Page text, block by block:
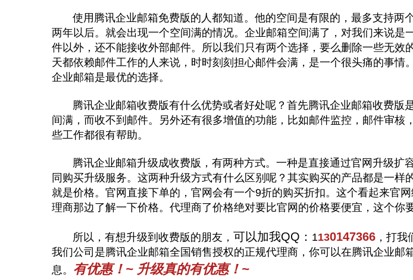
使用腾讯企业邮箱免费版的人都知道。他的空间是有限的，最多支持两
两年以后。就会出现一个空间满的情况。企业邮箱空间满了，对我们来说是
件以外，还不能接收外部邮件。所以我们只有两个选择，要么删除一些无效
天都依赖邮件工作的人来说，时时刻刻担心邮件会满，是一个很头痛的事情
企业邮箱是最优的选择。
腾讯企业邮箱收费版有什么优势或者好处呢？首先腾讯企业邮箱收费版
间满，而收不到邮件。另外还有很多增值的功能，比如邮件监控，邮件审核
些工作都很有帮助。
腾讯企业邮箱升级成收费版，有两种方式。一种是直接通过官网升级扩
同购买升级服务。这两种升级方式有什么区别呢？其实购买的产品都是一样
就是价格。官网直接下单的，官网会有一个9折的购买折扣。这个看起来官
理商那边了解一下价格。代理商了价格绝对要比官网的价格要便宜，这个你
所以，有想升级到收费版的朋友， 可以加我QQ： 1130147366 ，打
我们公司是腾讯企业邮箱全国销售授权的正规代理商，你可以在腾讯企业邮
息。 有优惠！~ 升级真的有优惠！~